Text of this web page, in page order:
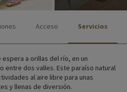
Acceso Servicios
espera a orillas del río, en un
entre dos valles. Este paraíso natural
al aire libre para unas
y llenas de diversión.